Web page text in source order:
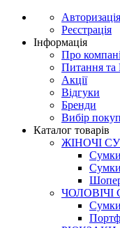
Авторизація
Реєстрація
Інформація
Про
Питання та
Акції
Відгуки
Бренди
Вибір
Каталог товарів
ЖІНОЧІ
Сумки
Сумки
Сумки